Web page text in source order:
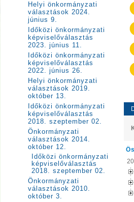
Helyi önkormányzati
választások 2024.
június 9.
Időközi önkormányzati
képviselőválasztás
2023. június 11.
Időközi önkormányzati
képviselőválasztás
2022. június 26.
Helyi önkormányzati
választások 2019.
október 13.
Időközi önkormányzati
képviselőválasztás
2018. szeptember 02.
Önkormányzati
választások 2014.
október 12.
Időközi önkormányzati
képviselőválasztás
2018. szeptember 02.
Önkormányzati
választások 2010.
október 3.